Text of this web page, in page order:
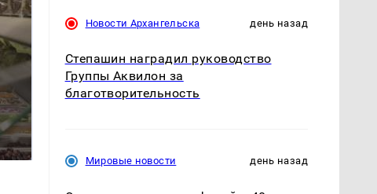
Новости Архангельска день назад
Степашин наградил руководство
Группы Аквилон за
благотворительность
Мировые новости день назад